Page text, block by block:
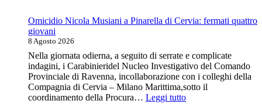
Omicidio Nicola Musiani a Pinarella di Cervia: fermati quattro
giovani
8 Agosto 2026
Nella giornata odierna, a seguito di serrate e complicate
indagini, i Carabinieridel Nucleo Investigativo del Comando
Provinciale di Ravenna, incollaborazione con i colleghi della
Compagnia di Cervia – Milano Marittima,sotto il
coordinamento della Procura… Leggi tutto: